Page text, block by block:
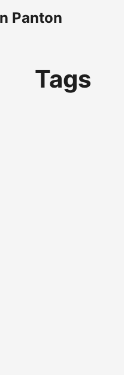
Panton
Tags